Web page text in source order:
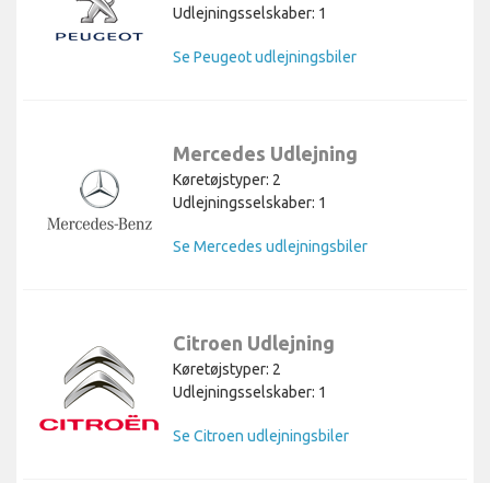
Udlejningsselskaber: 1
Se Peugeot udlejningsbiler
Mercedes Udlejning
Køretøjstyper: 2
Udlejningsselskaber: 1
Se Mercedes udlejningsbiler
Citroen Udlejning
Køretøjstyper: 2
Udlejningsselskaber: 1
Se Citroen udlejningsbiler